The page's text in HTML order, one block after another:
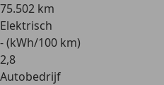
75.502 km
Elektrisch
- (kWh/100 km)
2,8
Autobedrijf